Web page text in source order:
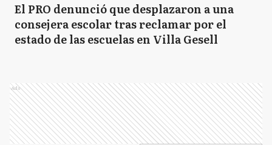
El PRO denunció que desplazaron a una
consejera escolar tras reclamar por el
estado de las escuelas en Villa Gesell
Ads